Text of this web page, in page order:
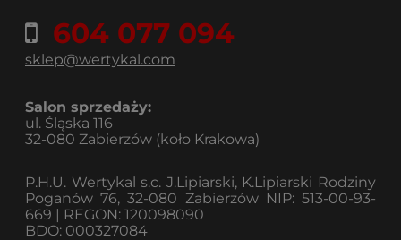
604 077 094
sklep@wertykal.com
Salon sprzedaży:
ul. Śląska 116
32-080 Zabierzów (koło Krakowa)
P.H.U. Wertykal s.c. J.Lipiarski, K.Lipiarski Rodziny
Poganów 76, 32-080 Zabierzów NIP: 513-00-93-
669 | REGON: 120098090
BDO: 000327084